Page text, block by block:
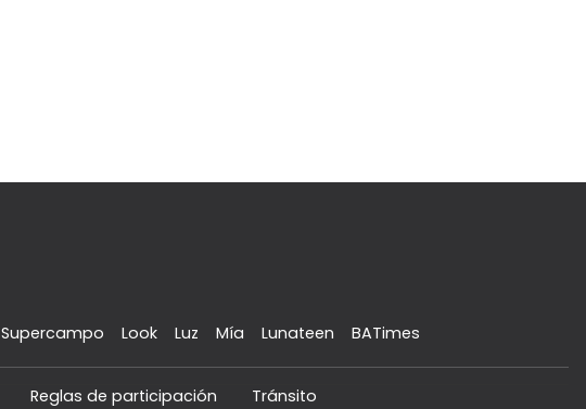
Supercampo Look Luz Mía Lunateen BATimes
Reglas de participación Tránsito